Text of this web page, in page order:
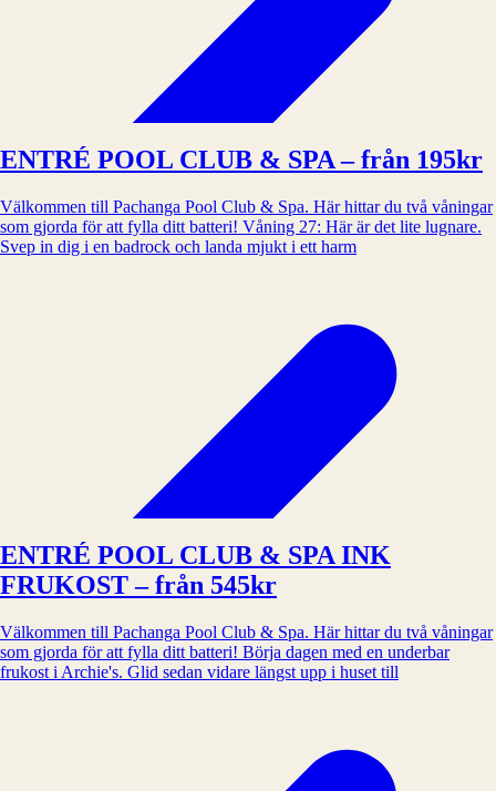
ENTRÉ POOL CLUB & SPA – från 195kr
Välkommen till Pachanga Pool Club & Spa. Här hittar du två våningar
som gjorda för att fylla ditt batteri! Våning 27: Här är det lite lugnare.
Svep in dig i en badrock och landa mjukt i ett harm
ENTRÉ POOL CLUB & SPA INK
FRUKOST – från 545kr
Välkommen till Pachanga Pool Club & Spa. Här hittar du två våningar
som gjorda för att fylla ditt batteri! Börja dagen med en underbar
frukost i Archie's. Glid sedan vidare längst upp i huset till